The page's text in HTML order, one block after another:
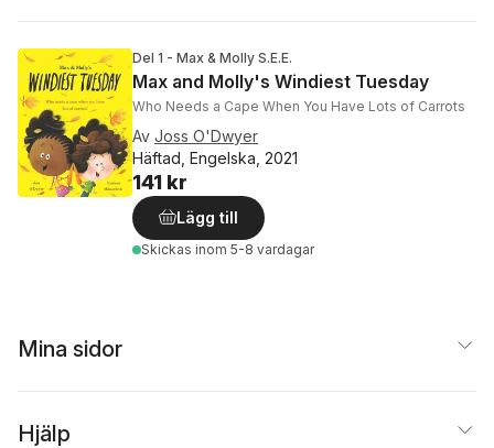
Del 1 - Max & Molly S.E.E.
Max and Molly's Windiest Tuesday
Who Needs a Cape When You Have Lots of Carrots
Av Joss O'Dwyer
Häftad, Engelska, 2021
141 kr
Lägg till
Skickas inom 5-8 vardagar
Mina sidor
Hjälp